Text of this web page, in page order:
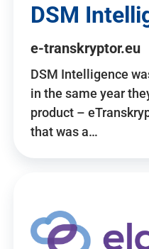
DSM
e-transkryptor.eu
DSM Intelligence
in the same year
product –
that was a…